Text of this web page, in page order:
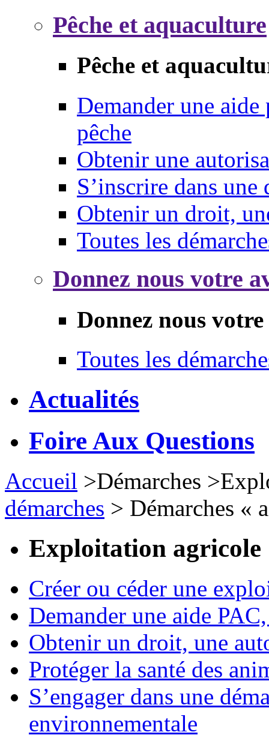
Pêche et aquaculture
Pêche et
Demander une
pêche
Obtenir une
S’inscrire dans une
Obtenir un droit,
Toutes les
Donnez nous votre
Donnez nous
Toutes les
Actualités
Foire Aux Questions
Accueil >Démarches >
démarches > Démarches «
Exploitation agricole
Créer ou céder une
Demander une aide
Obtenir un droit, une
Protéger la santé des
S’engager dans une
environnementale